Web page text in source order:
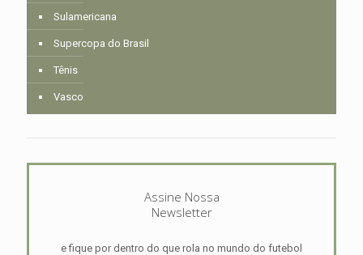
Sulamericana
Supercopa do Brasil
Tênis
Vasco
Assine Nossa
Newsletter
e fique por dentro do que rola no mundo do futebol